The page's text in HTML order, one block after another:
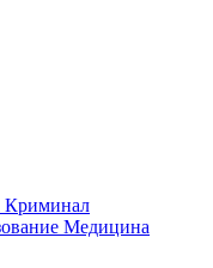
Криминал
Медицина